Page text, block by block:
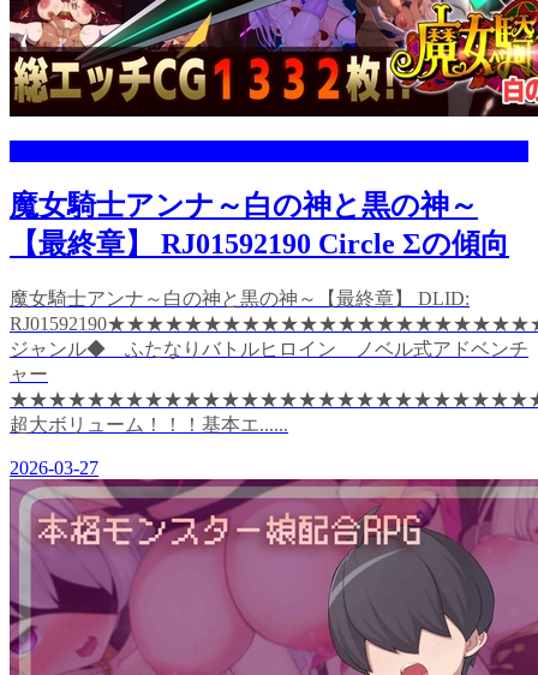
魔女騎士アンナ～白の神と黒の神～
【最終章】 RJ01592190 Circle Σの傾向
魔女騎士アンナ～白の神と黒の神～【最終章】 DLID:
ジャンル◆ ふたなりバトルヒロイン ノベル式アドベンチ
ャー
超大ボリューム！！！基本エ......
2026-03-27